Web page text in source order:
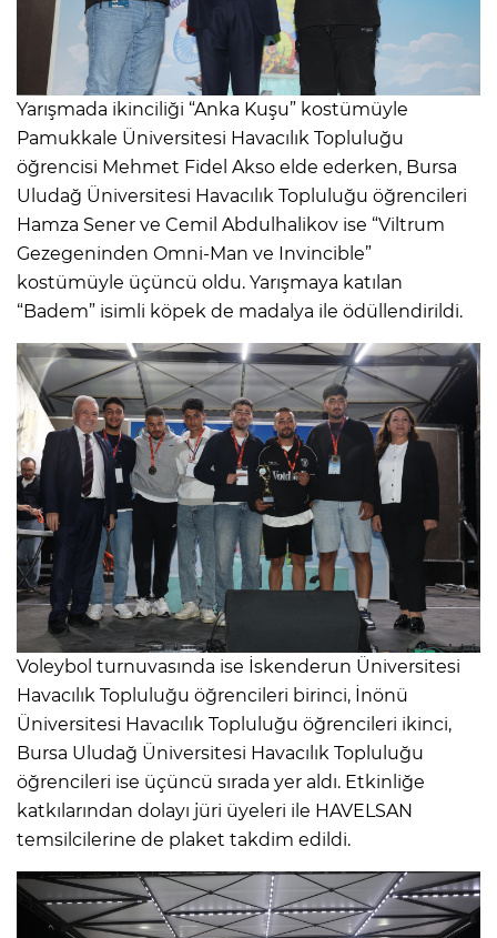
Yarışmada ikinciliği “Anka Kuşu” kostümüyle
Pamukkale Üniversitesi Havacılık Topluluğu
öğrencisi Mehmet Fidel Akso elde ederken, Bursa
Uludağ Üniversitesi Havacılık Topluluğu öğrencileri
Hamza Sener ve Cemil Abdulhalikov ise “Viltrum
Gezegeninden Omni-Man ve Invincible”
kostümüyle üçüncü oldu. Yarışmaya katılan
“Badem” isimli köpek de madalya ile ödüllendirildi.
Voleybol turnuvasında ise İskenderun Üniversitesi
Havacılık Topluluğu öğrencileri birinci, İnönü
Üniversitesi Havacılık Topluluğu öğrencileri ikinci,
Bursa Uludağ Üniversitesi Havacılık Topluluğu
öğrencileri ise üçüncü sırada yer aldı. Etkinliğe
katkılarından dolayı jüri üyeleri ile HAVELSAN
temsilcilerine de plaket takdim edildi.